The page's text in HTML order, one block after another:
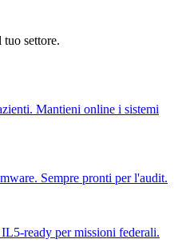
settore.
Mantieni online i sistemi
Sempre pronti per l'audit.
ready per missioni federali.